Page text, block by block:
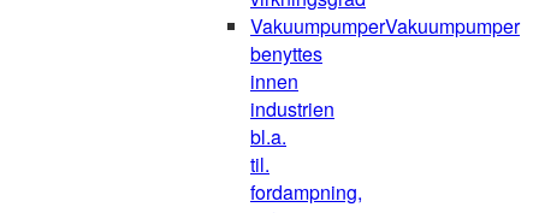
VakuumpumperVakuumpumper
benyttes
innen
industrien
bl.a.
til.
fordampning,